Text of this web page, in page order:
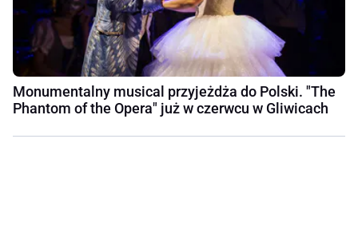
Monumentalny musical przyjeżdża do Polski. "The
Phantom of the Opera" już w czerwcu w Gliwicach